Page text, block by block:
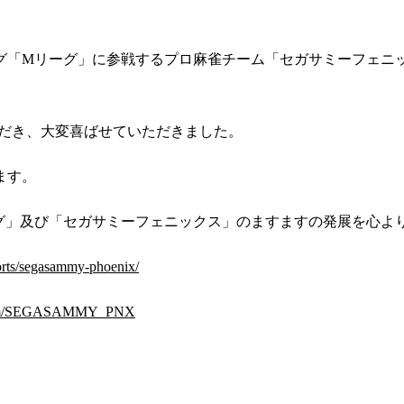
Mリーグ」に参戦するプロ麻雀チーム「セガサミーフェニ
き、大変喜ばせていただきました。
。
及び「セガサミーフェニックス」のますますの発展を心よ
segasammy-phoenix/
SEGASAMMY_PNX